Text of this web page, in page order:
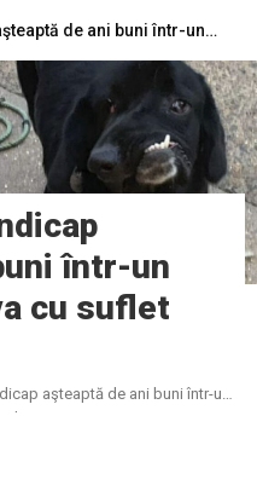
O căţeluşă cu handicap aşteaptă de ani buni într-un adăpost ca cineva cu suflet bun să o adopte
într-un
cu suflet
aşteaptă de ani buni într-un